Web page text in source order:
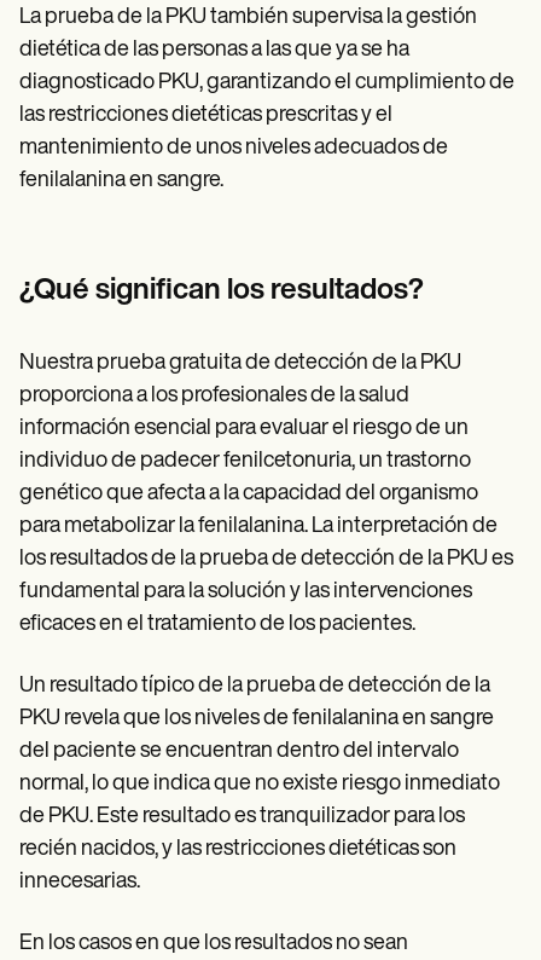
La prueba de la PKU también supervisa la gestión
dietética de las personas a las que ya se ha
diagnosticado PKU, garantizando el cumplimiento de
las restricciones dietéticas prescritas y el
mantenimiento de unos niveles adecuados de
fenilalanina en sangre.
¿Qué significan los resultados?
Nuestra prueba gratuita de detección de la PKU
proporciona a los profesionales de la salud
información esencial para evaluar el riesgo de un
individuo de padecer fenilcetonuria, un trastorno
genético que afecta a la capacidad del organismo
para metabolizar la fenilalanina. La interpretación de
los resultados de la prueba de detección de la PKU es
fundamental para la solución y las intervenciones
eficaces en el tratamiento de los pacientes.
Un resultado típico de la prueba de detección de la
PKU revela que los niveles de fenilalanina en sangre
del paciente se encuentran dentro del intervalo
normal, lo que indica que no existe riesgo inmediato
de PKU. Este resultado es tranquilizador para los
recién nacidos, y las restricciones dietéticas son
innecesarias.
En los casos en que los resultados no sean